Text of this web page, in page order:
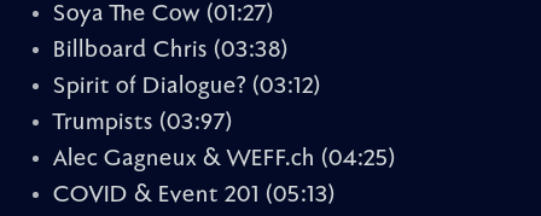
Soya The Cow (01:27)
Billboard Chris (03:38)
Spirit of Dialogue? (03:12)
Trumpists (03:97)
Alec Gagneux & WEFF.ch (04:25)
COVID & Event 201 (05:13)